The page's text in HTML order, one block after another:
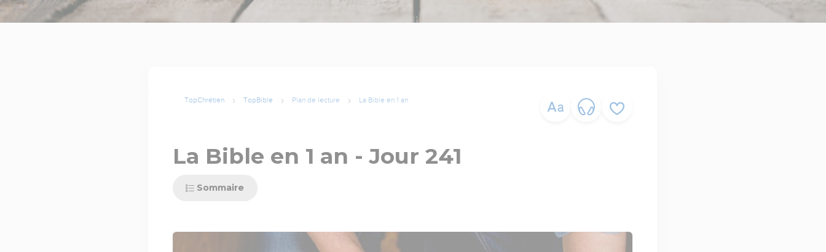
TopChrétien TopBible Plan de lecture La Bible en 1 an
La Bible en 1 an - Jour 241
Sommaire